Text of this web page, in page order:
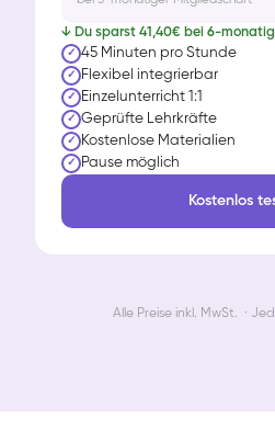
↓ Du sparst 41,40€ bei 6-
✓ 45 Minuten pro Stunde
✓ Flexibel integrierbar
✓ Einzelunterricht 1:1
✓ Geprüfte Lehrkräfte
✓ Kostenlose Materialien
✓ Pause möglich
Kostenlos
Alle Preise inkl. MwSt. ·